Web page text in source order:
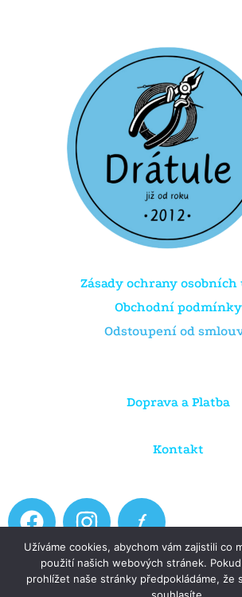
Zásady ochrany osobních
Obchodní podmínky
Odstoupení od
Doprava a Platba
Kontakt
F
a
c
e
I
n
s
t
Copyright © 2026 Dratule.cz
Užíváme cookies, abychom vám zajistili co
použití našich webových stránek.
prohlížet naše stránky předpokládáme, že